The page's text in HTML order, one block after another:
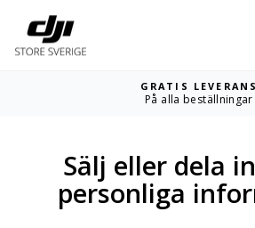
innehållet
Pausa
GRATIS LEVERANS
På alla beställningar
Sälj eller dela
personliga